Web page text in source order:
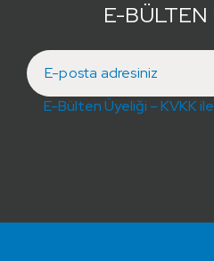
E-BÜLTEN
E-Bülten Üyeliği – KVKK